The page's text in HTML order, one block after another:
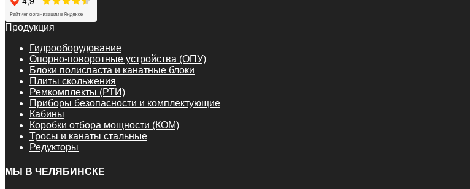
Продукция
Гидрооборудование
Опорно-поворотные устройства (ОПУ)
Блоки полиспаста и канатные блоки
Плиты скольжения
Ремкомплекты (РТИ)
Приборы безопасности и комплектующие
Кабины
Коробки отбора мощности (КОМ)
Тросы и канаты стальные
Редукторы
МЫ В ЧЕЛЯБИНСКЕ